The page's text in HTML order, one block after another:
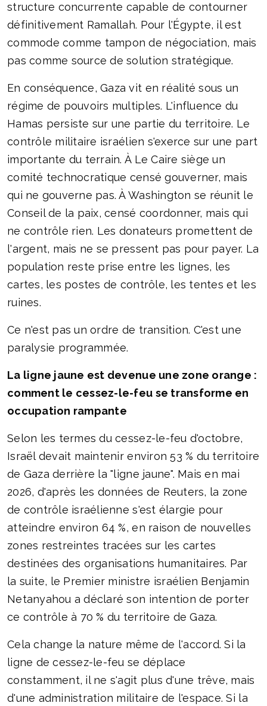
structure concurrente capable de contourner
définitivement Ramallah. Pour l'Égypte, il est
commode comme tampon de négociation, mais
pas comme source de solution stratégique.
En conséquence, Gaza vit en réalité sous un
régime de pouvoirs multiples. L'influence du
Hamas persiste sur une partie du territoire. Le
contrôle militaire israélien s'exerce sur une part
importante du terrain. À Le Caire siège un
comité technocratique censé gouverner, mais
qui ne gouverne pas. À Washington se réunit le
Conseil de la paix, censé coordonner, mais qui
ne contrôle rien. Les donateurs promettent de
l'argent, mais ne se pressent pas pour payer. La
population reste prise entre les lignes, les
cartes, les postes de contrôle, les tentes et les
ruines.
Ce n'est pas un ordre de transition. C'est une
paralysie programmée.
La ligne jaune est devenue une zone orange :
comment le cessez-le-feu se transforme en
occupation rampante
Selon les termes du cessez-le-feu d'octobre,
Israël devait maintenir environ 53 % du territoire
de Gaza derrière la "ligne jaune". Mais en mai
2026, d'après les données de Reuters, la zone
de contrôle israélienne s'est élargie pour
atteindre environ 64 %, en raison de nouvelles
zones restreintes tracées sur les cartes
destinées des organisations humanitaires. Par
la suite, le Premier ministre israélien Benjamin
Netanyahou a déclaré son intention de porter
ce contrôle à 70 % du territoire de Gaza.
Cela change la nature même de l'accord. Si la
ligne de cessez-le-feu se déplace
constamment, il ne s'agit plus d'une trêve, mais
d'une administration militaire de l'espace. Si la